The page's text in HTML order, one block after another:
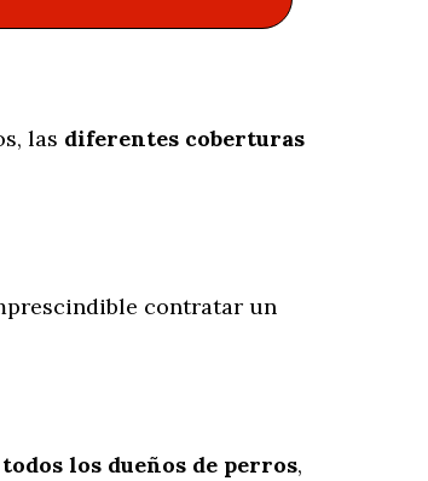
las diferentes coberturas
contratar un
todos los dueños de perros,